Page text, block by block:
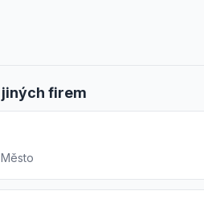
firem